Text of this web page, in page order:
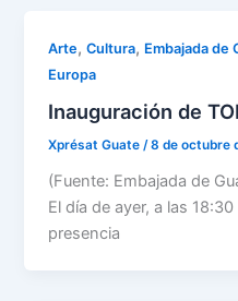
Arte,Cultura, Embajada de
Europa
Inauguración de
Xprésat Guate/8 de octubre
(Fuente: Embajada de
El día de ayer, a las
presencia